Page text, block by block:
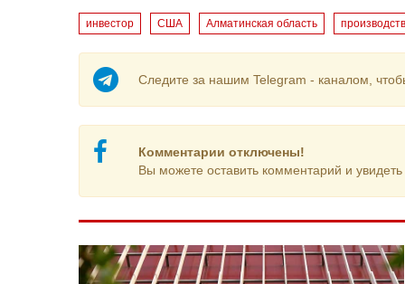
инвестор США Алматинская область
Следите за нашим Telegram - каналом,
Комментарии отключены!
Вы можете оставить комментарий и